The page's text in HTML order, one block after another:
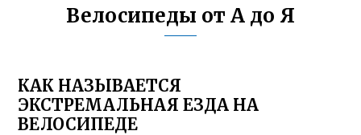
Велосипеды от А до Я
КАК НАЗЫВАЕТСЯ
ЭКСТРЕМАЛЬНАЯ ЕЗДА НА
ВЕЛОСИПЕДЕ